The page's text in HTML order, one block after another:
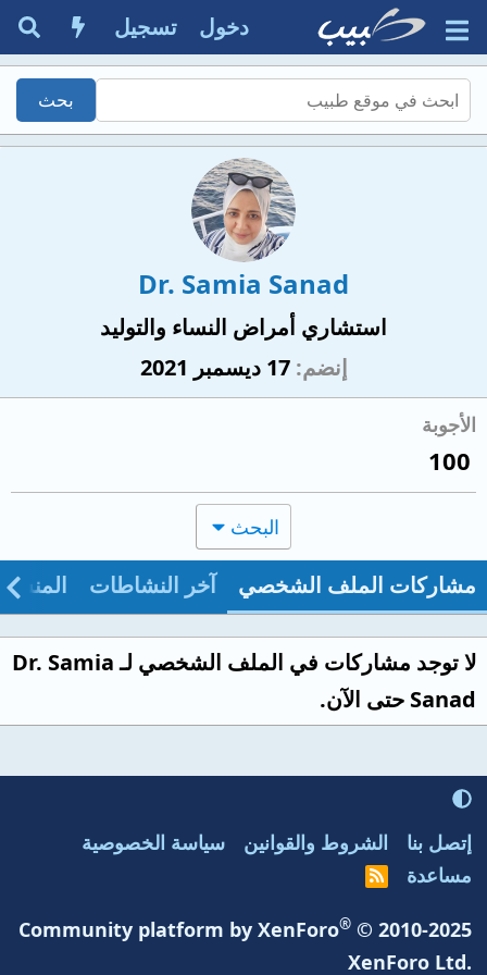
دخول تسجيل
Dr. Samia Sanad
استشاري أمراض النساء والتوليد
إنضم 17 ديسمبر 2021
الأجوبة
100
البحث
مشاركات الملف الشخصي آخر النشاطات
لا توجد مشاركات في الملف الشخصي لـ Dr. Samia
Sanad حتى الآن.
إتصل بنا الشروط والقوانين
سياسة الخصوصية
مساعدة
R
S
Community platform by XenForo® © 2010-2025
XenForo Ltd.